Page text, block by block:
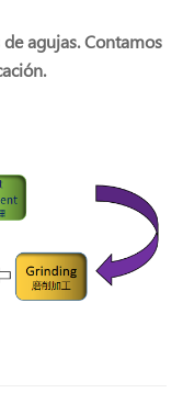
agujas. Contamos